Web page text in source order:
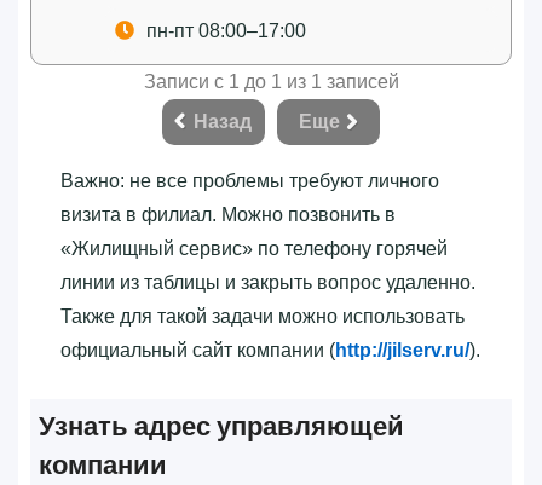
пн-пт 08:00–17:00
Записи с 1 до 1 из 1 записей
Назад
Еще
Важно: не все проблемы требуют личного
визита в филиал. Можно позвонить в
«‎Жилищный сервис»‎ по телефону горячей
линии из таблицы и закрыть вопрос удаленно.
Также для такой задачи можно использовать
официальный сайт компании (http://jilserv.ru/).
Узнать адрес управляющей
компании